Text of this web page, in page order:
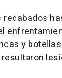
recabados
y